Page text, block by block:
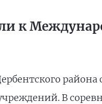
к
района
В